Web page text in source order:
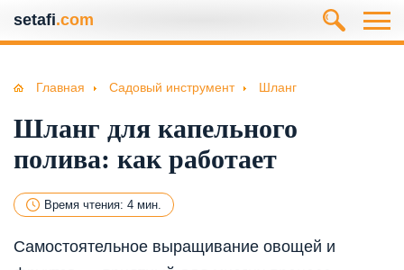
setafi.com
Главная Садовый инструмент Шланг
Шланг для капельного
полива: как работает
Время чтения: 4 мин.
Самостоятельное выращивание овощей и